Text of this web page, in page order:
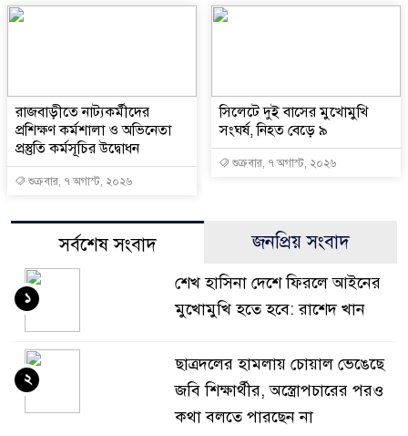
রাজবাড়ীতে নাট্যকর্মীদের
প্রশিক্ষণ কর্মশালা ও অভিনেতা
প্রস্তুতি কর্মসূচির উদ্বোধন
শুক্রবার, ৭ অগাস্ট, ২০২৬
সিলেটে দুই বাসের মুখোমুখি
সংঘর্ষ, নিহত বেড়ে ৯
শুক্রবার, ৭ অগাস্ট, ২০২৬
সর্বশেষ সংবাদ জনপ্রিয় সংবাদ
শেখ হাসিনা দেশে ফিরলে আইনের
মুখোমুখি হতে হবে: রাশেদ খান
১
ছাত্রদলের হামলায় চোয়াল ভেঙেছে
জবি শিক্ষার্থীর, অস্ত্রোপচারের পরও
কথা বলতে পারছেন না
২